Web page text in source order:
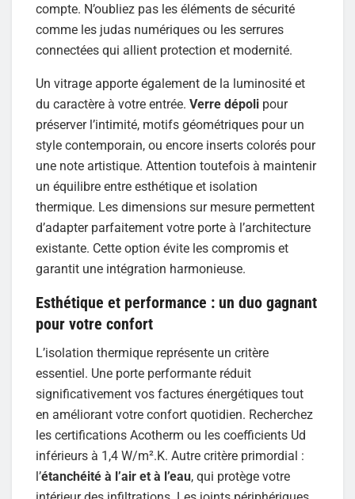
compte. N’oubliez pas les éléments de sécurité
comme les judas numériques ou les serrures
connectées qui allient protection et modernité.
Un vitrage apporte également de la luminosité et
du caractère à votre entrée. Verre dépoli pour
préserver l’intimité, motifs géométriques pour un
style contemporain, ou encore inserts colorés pour
une note artistique. Attention toutefois à maintenir
un équilibre entre esthétique et isolation
thermique. Les dimensions sur mesure permettent
d’adapter parfaitement votre porte à l’architecture
existante. Cette option évite les compromis et
garantit une intégration harmonieuse.
Esthétique et performance : un duo gagnant
pour votre confort
L’isolation thermique représente un critère
essentiel. Une porte performante réduit
significativement vos factures énergétiques tout
en améliorant votre confort quotidien. Recherchez
les certifications Acotherm ou les coefficients Ud
inférieurs à 1,4 W/m².K. Autre critère primordial :
l’étanchéité à l’air et à l’eau, qui protège votre